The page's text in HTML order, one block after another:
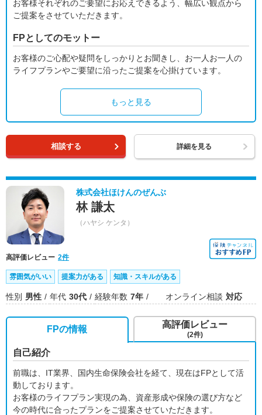
お客様それぞれのご要望にお応えできるよう、幅広い観点から
ご提案をさせていただきます。
FPとしてのモットー
お客様のご心配や疑問をしっかりとお聞きし、お一人お一人の
ライフプランやご要望に沿ったご提案を心掛けています。
もっと見る
相談する 詳細を見る
株式会社ほけんのぜんぶ
林 謙太
（ハヤシ ケンタ）
高評価レビュー 2件
雰囲気がいい 提案力がある 知識・スキルがある
性別 男性 年代 30代 経験年数 7年 オンライン相談 対応
FPの情報
自己紹介
前職は、IT業界、国内生命保険会社を経て、現在はFPとして活
動しております。
お客様のライフプラン実現の為、資産形成や保険の選び方など
今の時代に合ったプランをご提案させていただきます。
高評価レビュー
(2件)